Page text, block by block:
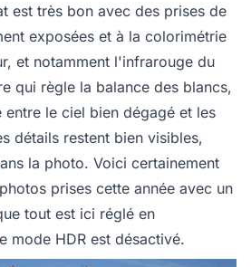
est très bon avec des prises de
exposées et à la colorimétrie
et notamment l'infrarouge du
qui règle la balance des blancs,
le ciel bien dégagé et les
détails restent bien visibles,
la photo. Voici certainement
prises cette année avec un
tout est ici réglé en
mode HDR est désactivé.